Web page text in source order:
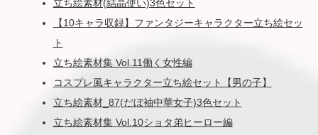
立ち絵素材(結晶使い)3色セット
【10キャラ収録】ファンタジーキャラクター立ち絵セッ
ト
立ち絵素材集 Vol.11働く女性編
コスプレ風キャラクター立ち絵セット【男の子】
立ち絵素材_87(だぼ袖中華女子)3色セット
立ち絵素材集 Vol.10ショタ弟ヒーロー編